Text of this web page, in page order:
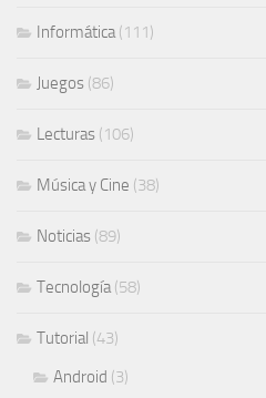
Informática(111)
Juegos (86)
Lecturas (106)
Música y Cine (38)
Noticias (89)
Tecnología(58)
Tutorial (43)
Android (3)